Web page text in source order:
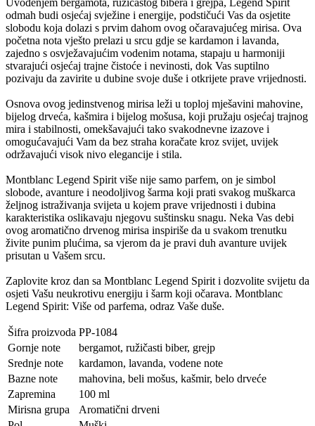
Uvođenjem bergamota, ružičastog bibera i grejpa, Legend Spirit
odmah budi osjećaj svježine i energije, podstičući Vas da osjetite
slobodu koja dolazi s prvim dahom ovog očaravajućeg mirisa. Ova
početna nota vješto prelazi u srcu gdje se kardamon i lavanda,
zajedno s osvježavajućim vodenim notama, stapaju u harmoniji
stvarajući osjećaj trajne čistoće i nevinosti, dok Vas suptilno
pozivaju da zavirite u dubine svoje duše i otkrijete prave vrijednosti.
Osnova ovog jedinstvenog mirisa leži u toploj mješavini mahovine,
bijelog drveća, kašmira i bijelog mošusa, koji pružaju osjećaj trajnog
mira i stabilnosti, omekšavajući tako svakodnevne izazove i
omogućavajući Vam da bez straha koračate kroz svijet, uvijek
održavajući visok nivo elegancije i stila.
Montblanc Legend Spirit više nije samo parfem, on je simbol
slobode, avanture i neodoljivog šarma koji prati svakog muškarca
željnog istraživanja svijeta u kojem prave vrijednosti i dubina
karakteristika oslikavaju njegovu suštinsku snagu. Neka Vas debi
ovog aromatično drvenog mirisa inspiriše da u svakom trenutku
živite punim plućima, sa vjerom da je pravi duh avanture uvijek
prisutan u Vašem srcu.
Zaplovite kroz dan sa Montblanc Legend Spirit i dozvolite svijetu da
osjeti Vašu neukrotivu energiju i šarm koji očarava. Montblanc
Legend Spirit: Više od parfema, odraz Vaše duše.
Šifra proizvoda PP-1084
Gornje note
bergamot, ružičasti biber, grejp
Srednje note
kardamon, lavanda, vodene note
Bazne note
mahovina, beli mošus, kašmir, belo drveće
Zapremina
100 ml
Mirisna grupa
Aromatični drveni